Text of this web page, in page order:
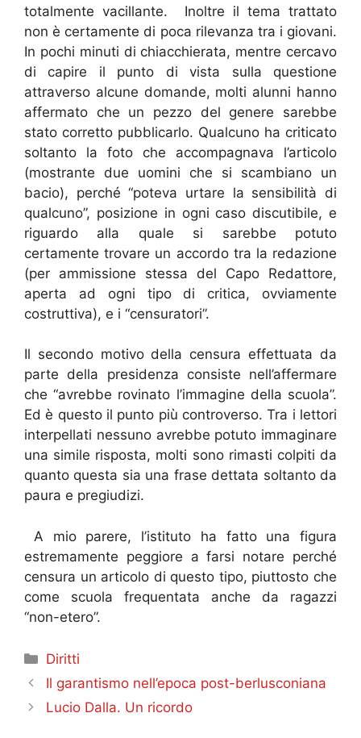
totalmente vacillante. Inoltre il tema trattato
non è certamente di poca rilevanza tra i giovani.
In pochi minuti di chiacchierata, mentre cercavo
di capire il punto di vista sulla questione
attraverso alcune domande, molti alunni hanno
affermato che un pezzo del genere sarebbe
stato corretto pubblicarlo. Qualcuno ha criticato
soltanto la foto che accompagnava l’articolo
(mostrante due uomini che si scambiano un
bacio), perché “poteva urtare la sensibilità di
qualcuno”, posizione in ogni caso discutibile, e
riguardo alla quale si sarebbe potuto
certamente trovare un accordo tra la redazione
(per ammissione stessa del Capo Redattore,
aperta ad ogni tipo di critica, ovviamente
costruttiva), e i “censuratori”.
Il secondo motivo della censura effettuata da
parte della presidenza consiste nell’affermare
che “avrebbe rovinato l’immagine della scuola”.
Ed è questo il punto più controverso. Tra i lettori
interpellati nessuno avrebbe potuto immaginare
una simile risposta, molti sono rimasti colpiti da
quanto questa sia una frase dettata soltanto da
paura e pregiudizi.
A mio parere, l’istituto ha fatto una figura
estremamente peggiore a farsi notare perché
censura un articolo di questo tipo, piuttosto che
come scuola frequentata anche da ragazzi
“non-etero”.
Categorie
Diritti
Il garantismo nell’epoca post-berlusconiana
Lucio Dalla. Un ricordo